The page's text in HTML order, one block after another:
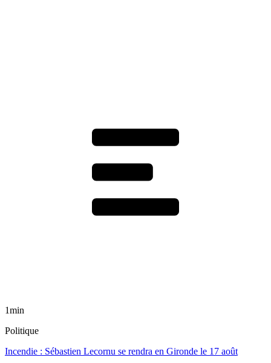
1min
Politique
Incendie : Sébastien Lecornu se rendra en Gironde le 17 août